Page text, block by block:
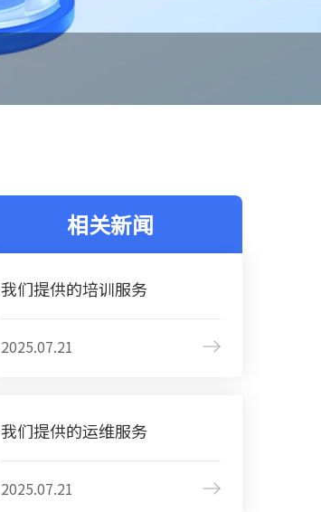
相关新闻
我们提供的培训服务
2025.07.21
我们提供的运维服务
2025.07.21